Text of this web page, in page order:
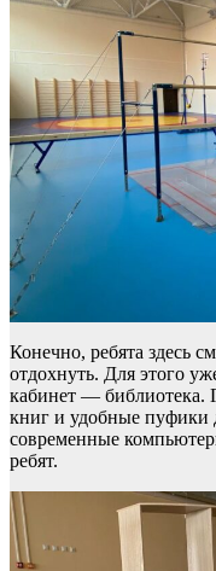
Конечно, ребята здесь
отдохнуть. Для этого
кабинет — библиотека.
книг и удобные пуфики
современные
ребят.